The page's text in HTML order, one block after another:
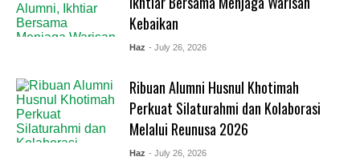
Kebaikan
Haz - July 26, 2026
Ribuan Alumni Husnul Khotimah
Perkuat Silaturahmi dan Kolaborasi
Melalui Reunusa 2026
Haz - July 26, 2026